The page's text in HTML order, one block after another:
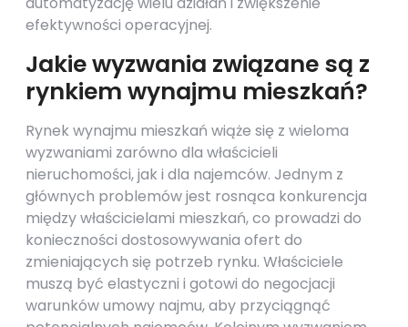
efektywności operacyjnej.
Jakie wyzwania związane są z
rynkiem wynajmu mieszkań?
Rynek wynajmu mieszkań wiąże się z wieloma
wyzwaniami zarówno dla właścicieli
nieruchomości, jak i dla najemców. Jednym z
głównych problemów jest rosnąca konkurencja
między właścicielami mieszkań, co prowadzi do
konieczności dostosowywania ofert do
zmieniających się potrzeb rynku. Właściciele
muszą być elastyczni i gotowi do negocjacji
warunków umowy najmu, aby przyciągnąć